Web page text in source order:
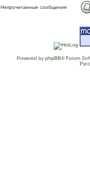
Непрочитанные сообщения
Powered by phpBB® Forum